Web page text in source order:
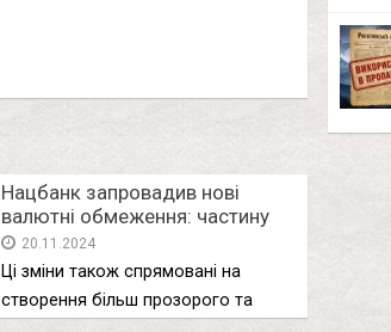
Нацбанк запровадив нові
валютні обмеження: частину
старих скасували, що потрібно
знати українцям
20.11.2024
Ці зміни також спрямовані на
створення більш прозорого та